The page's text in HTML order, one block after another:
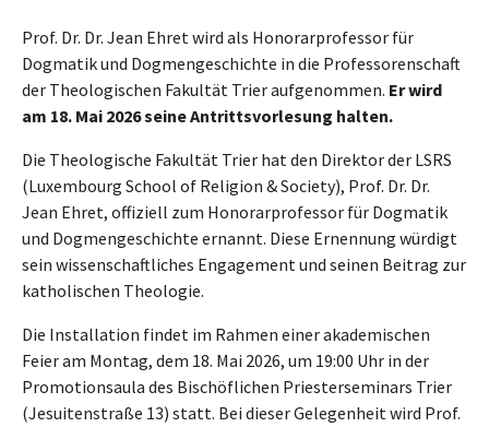
Prof. Dr. Dr. Jean Ehret wird als Honorarprofessor für
Dogmatik und Dogmengeschichte in die Professorenschaft
der Theologischen Fakultät Trier aufgenommen. Er wird
am 18. Mai 2026 seine Antrittsvorlesung halten.
Die Theologische Fakultät Trier hat den Direktor der LSRS
(Luxembourg School of Religion & Society), Prof. Dr. Dr.
Jean Ehret, offiziell zum Honorarprofessor für Dogmatik
und Dogmengeschichte ernannt. Diese Ernennung würdigt
sein wissenschaftliches Engagement und seinen Beitrag zur
katholischen Theologie.
Die Installation findet im Rahmen einer akademischen
Feier am Montag, dem 18. Mai 2026, um 19:00 Uhr in der
Promotionsaula des Bischöflichen Priesterseminars Trier
(Jesuitenstraße 13) statt. Bei dieser Gelegenheit wird Prof.